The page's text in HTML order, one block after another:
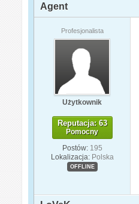
Agent
Profesjonalista
Użytkownik
Reputacja: 63
Pomocny
Postów: 195
Lokalizacja: Polska
OFFLINE